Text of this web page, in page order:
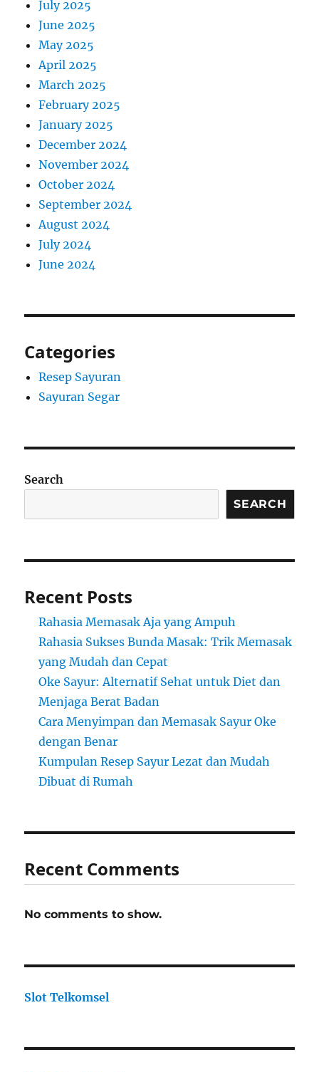
July 2025
June 2025
May 2025
April 2025
March 2025
February 2025
January 2025
December 2024
November 2024
October 2024
September 2024
August 2024
July 2024
June 2024
Categories
Resep Sayuran
Sayuran Segar
Search
SEARCH
Recent Posts
Rahasia Memasak Aja yang Ampuh
Rahasia Sukses Bunda Masak: Trik Memasak
yang Mudah dan Cepat
Oke Sayur: Alternatif Sehat untuk Diet dan
Menjaga Berat Badan
Cara Menyimpan dan Memasak Sayur Oke
dengan Benar
Kumpulan Resep Sayur Lezat dan Mudah
Dibuat di Rumah
Recent Comments
No comments to show.
Slot Telkomsel